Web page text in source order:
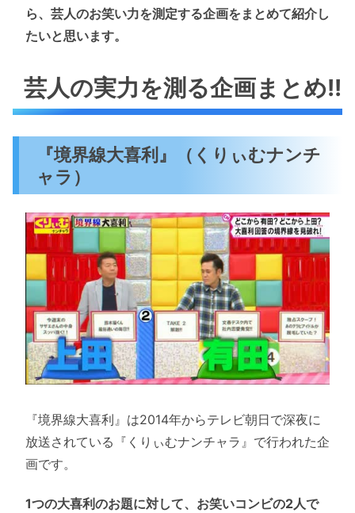
ら、芸人のお笑い力を測定する企画をまとめて紹介し
たいと思います。
芸人の実力を測る企画まとめ!!
『境界線大喜利』（くりぃむナンチ
ャラ）
『境界線大喜利』は2014年からテレビ朝日で深夜に
放送されている『くりぃむナンチャラ』で行われた企
画です。
1つの大喜利のお題に対して、お笑いコンビの2人で